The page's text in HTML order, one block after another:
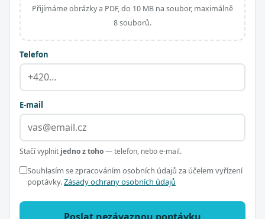
Přijímáme obrázky a PDF, do 10 MB na soubor, maximálně
8 souborů.
Telefon
E-mail
Stačí vyplnit jedno z toho— telefon, nebo e-mail.
Souhlasím se zpracováním osobních údajů za účelem vyřízení
poptávky.Zásady ochrany osobních údajů